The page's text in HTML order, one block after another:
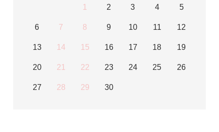
1 2 3 4 5
6 7 8 9 10 11 12
13 14 15 16 17 18 19
20 21 22 23 24 25 26
27 28 29 30